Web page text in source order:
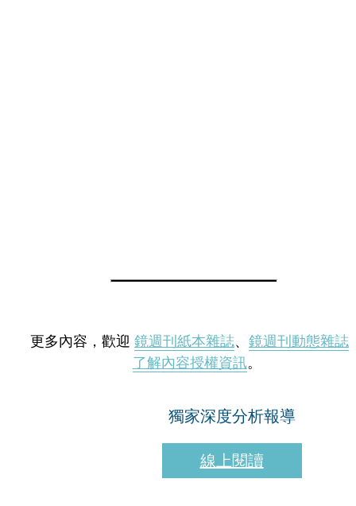
更多內容，歡迎 鏡週刊紙本雜誌、 鏡週刊動態雜誌
了解內容授權資訊。
獨家深度分析報導
線上閱讀